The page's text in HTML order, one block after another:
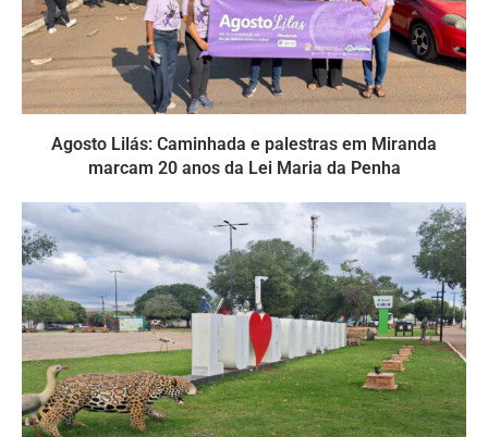
Agosto Lilás: Caminhada e palestras em Miranda
marcam 20 anos da Lei Maria da Penha